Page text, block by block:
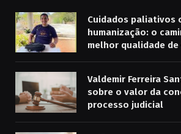
Cuidados paliativos
humanização: o
melhor qualidade
Valdemir Ferreira
sobre o valor da
processo judicial